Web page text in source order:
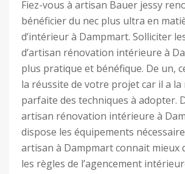
Fiez-vous à artisan Bauer jessy
bénéficier du nec plus ultra en
d’intérieur à Dampmart. Solliciter
d’artisan rénovation intérieure à
plus pratique et bénéfique. De un,
la réussite de votre projet car il a la
parfaite des techniques à adopter.
artisan rénovation intérieure à
dispose les équipements
artisan à Dampmart connait mieux
les règles de l’agencement